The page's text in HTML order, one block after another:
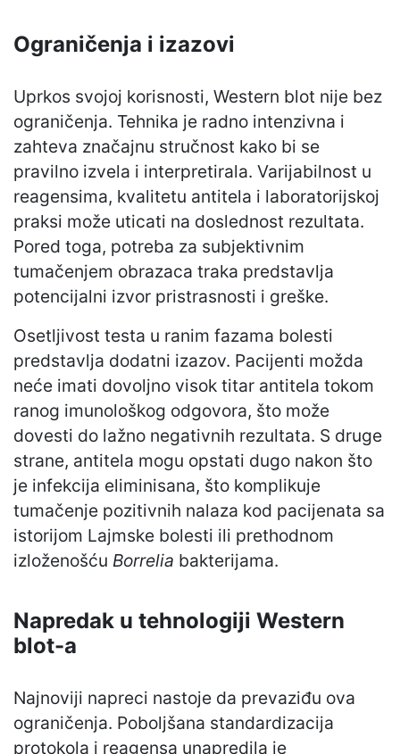
Ograničenja i izazovi
Uprkos svojoj korisnosti, Western blot nije bez
ograničenja. Tehnika je radno intenzivna i
zahteva značajnu stručnost kako bi se
pravilno izvela i interpretirala. Varijabilnost u
reagensima, kvalitetu antitela i laboratorijskoj
praksi može uticati na doslednost rezultata.
Pored toga, potreba za subjektivnim
tumačenjem obrazaca traka predstavlja
potencijalni izvor pristrasnosti i greške.
Osetljivost testa u ranim fazama bolesti
predstavlja dodatni izazov. Pacijenti možda
neće imati dovoljno visok titar antitela tokom
ranog imunološkog odgovora, što može
dovesti do lažno negativnih rezultata. S druge
strane, antitela mogu opstati dugo nakon što
je infekcija eliminisana, što komplikuje
tumačenje pozitivnih nalaza kod pacijenata sa
istorijom Lajmske bolesti ili prethodnom
izloženošću Borrelia bakterijama.
Napredak u tehnologiji Western
blot-a
Najnoviji napreci nastoje da prevaziđu ova
ograničenja. Poboljšana standardizacija
protokola i reagensa unapredila je